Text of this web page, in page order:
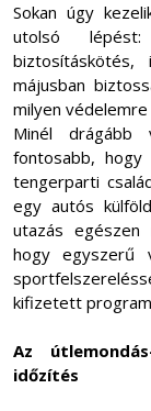
Sokan úgy
utolsó lépést:
májusban
milyen
Minél drágább
fontosabb, hogy
tengerparti
egy autós
utazás egészen
hogy egyszerű
kifizetett
Az
időzítés